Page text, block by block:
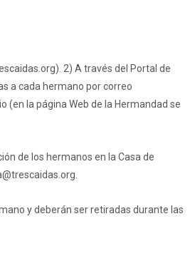
2) A través del Portal de
a cada hermano por correo
(en la página Web de la Hermandad se
de los hermanos en la Casa de
y deberán ser retiradas durante las